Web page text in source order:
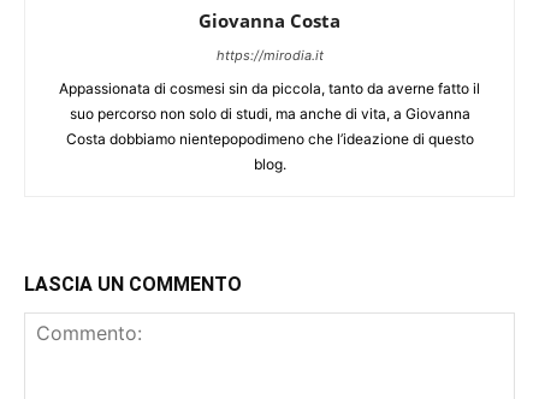
Giovanna Costa
https://mirodia.it
Appassionata di cosmesi sin da piccola, tanto da averne fatto il
suo percorso non solo di studi, ma anche di vita, a Giovanna
Costa dobbiamo nientepopodimeno che l’ideazione di questo
blog.
LASCIA UN COMMENTO